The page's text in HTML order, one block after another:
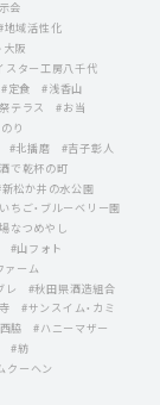
会
地域活性化
大阪
スター工房八千代
#定食
#浅香山
テラス
#お当
り
#北播磨
#吉子彰人
で乾杯の町
新松か井の水公園
ちご・ブルーベリー園
なつめやし
#山フォト
ァーム
レ
#秋田県酒造組合
#サンスイム・カミ
脇
#ハニーマザー
#紡
クーヘン